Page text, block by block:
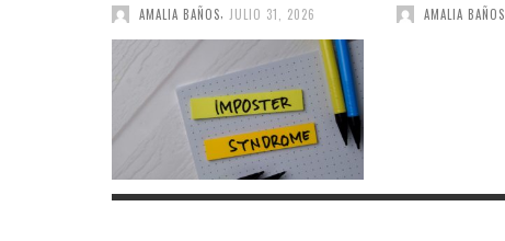
AMALIA BAÑOS JULIO 31, 2026 AMALIA BAÑOS